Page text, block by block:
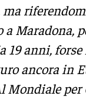
a Maradona,
19 anni,
ancora in
Mondiale per